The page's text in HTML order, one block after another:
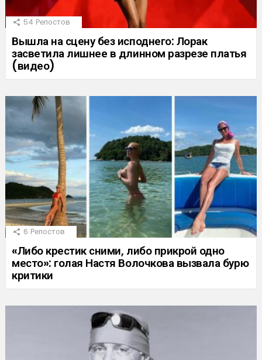
54 Репостов
Вышла на сцену без исподнего: Лорак
засветила лишнее в длинном разрезе платья
(видео)
6 Репостов
«Либо крестик сними, либо прикрой одно
место»: голая Настя Волочкова вызвала бурю
критики